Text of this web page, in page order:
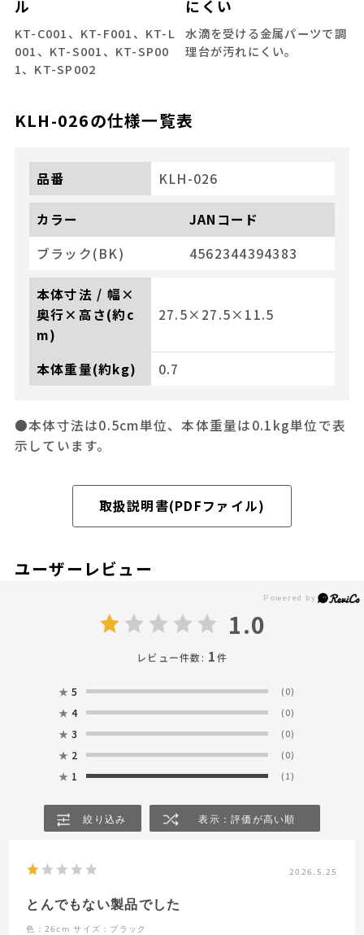
ル
KT-C001、KT-F001、KT-L
001、KT-S001、KT-SP00
1、KT-SP002
にくい
水滴を受ける金属パーツで調
理台が汚れにくい。
KLH-026の仕様一覧表
品番 KLH-026
カラー
JANコード
ブラック(BK)
4562344394383
本体寸法 / 幅×
奥行×高さ(約c
m)
27.5×27.5×11.5
本体重量(約kg) 0.7
●本体寸法は0.5cm単位、本体重量は0.1kg単位で表
示しています。
取扱説明書(PDFファイル)
ユーザーレビュー
1.0
レビュー件数: 1件
★ 5 (0)
★ 4 (0)
★ 3 (0)
★ 2 (0)
★ 1 (1)
絞り込み 表示：評価が高い順
2026.5.25
とんでもない製品でした
色：26cm サイズ：ブラック